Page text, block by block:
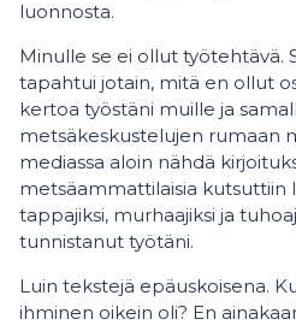
luonnosta.
Minulle se ei ollut työtehtävä.
tapahtui jotain, mitä en ollut
kertoa työstäni muille ja
metsäkeskustelujen rumaan
mediassa aloin nähdä
metsäammattilaisia kutsuttiin
tappajiksi, murhaajiksi ja
tunnistanut työtäni.
Luin tekstejä epäuskoisena.
ihminen oikein oli? En